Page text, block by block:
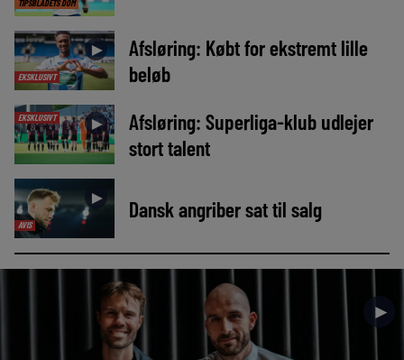
TIPSBLADETS DOM
EKSKLUSIVT
►
Afsløring: Købt for ekstremt lille
beløb
EKSKLUSIVT ►
Afsløring: Superliga-klub udlejer
stort talent
AVIS
► Dansk angriber sat til salg
►